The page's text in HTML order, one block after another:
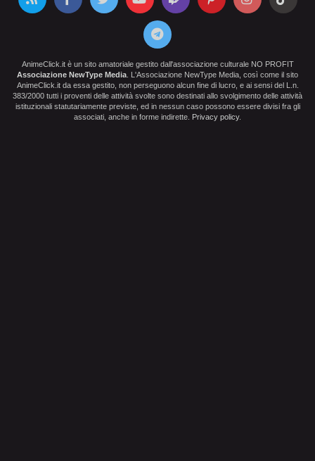
AnimeClick.it è un sito amatoriale gestito dall'associazione culturale NO PROFIT
Associazione NewType Media . L'Associazione NewType Media, così come il sito
AnimeClick.it da essa gestito, non perseguono alcun fine di lucro, e ai sensi del L.n.
383/2000 tutti i proventi delle attività svolte sono destinati allo svolgimento delle attività
istituzionali statutariamente previste, ed in nessun caso possono essere divisi fra gli
associati, anche in forme indirette. Privacy policy.